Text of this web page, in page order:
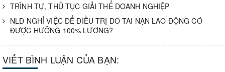
TRÌNH TỰ, THỦ TỤC GIẢI THỂ DOANH NGHIỆP
NLĐ NGHỈ VIỆC ĐỂ ĐIỀU TRỊ DO TAI NẠN LAO ĐỘNG CÓ
ĐƯỢC HƯỞNG 100% LƯƠNG?
VIẾT BÌNH LUẬN CỦA BẠN: